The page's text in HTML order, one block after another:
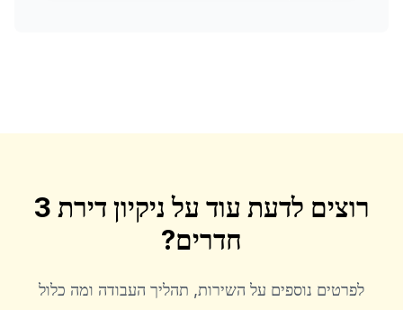
רוצים לדעת עוד על
ניקיון דירת 3
חדרים?
לפרטים נוספים על השירות, תהליך העבודה ומה כלול